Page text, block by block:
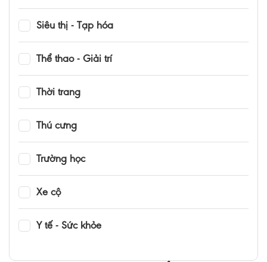
Siêu thị - Tạp hóa
Thể thao - Giải trí
Thời trang
Thú cưng
Trường học
Xe cộ
Y tế - Sức khỏe